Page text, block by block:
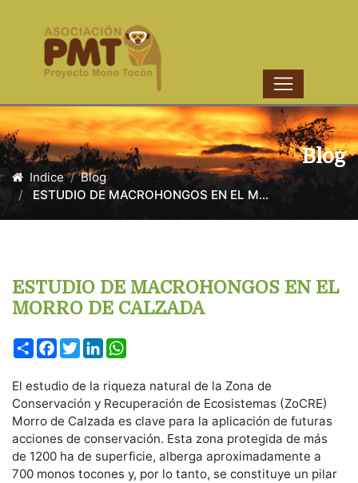
Blog
Indice
Blog
ESTUDIO DE MACROHONGOS EN EL M...
ESTUDIO DE MACROHONGOS EN EL
MORRO DE CALZADA
ShareFacebook
TwitterLinkedIn
El estudio de la riqueza natural de la Zona de
Conservación y Recuperación de Ecosistemas (ZoCRE)
Morro de Calzada es clave para la aplicación de futuras
acciones de conservación. Esta zona protegida de más
de 1200 ha de superficie, alberga aproximadamente a
700 monos tocones y, por lo tanto, se constituye un pilar